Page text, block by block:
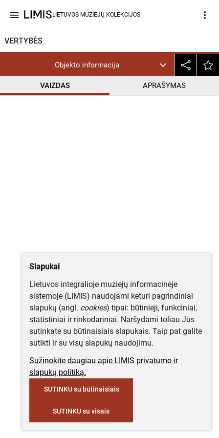
menu LIETUVOS MUZIEJŲ KOLEKCIJOS more_vert
VERTYBĖS
Objekto informacija
VAIZDAS APRAŠYMAS
CC BY-NC-ND
Slapukai
Lietuvos integralioje muziejų informacinėje
sistemoje (LIMIS) naudojami keturi pagrindiniai
slapukų (angl. cookies) tipai: būtinieji, funkciniai,
statistiniai ir rinkodariniai. Naršydami toliau Jūs
sutinkate su būtinaisiais slapukais. Taip pat galite
sutikti ir su visų slapukų naudojimu.
Sužinokite daugiau apie LIMIS privatumo ir
slapukų politiką.
SUTINKU su būtinaisiais
SUTINKU su visais